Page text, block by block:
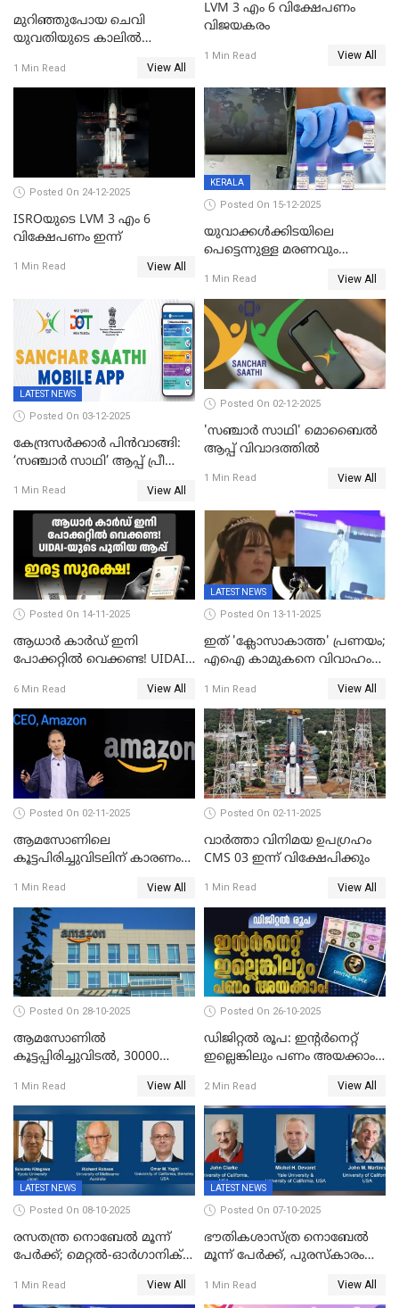
മുറിഞ്ഞുപോയ ചെവി
യുവതിയുടെ കാലിൽ
ശേഷം യഥാസ്ഥാനത്ത്
തുന്നിച്ചേർത്തു ചൈനീസ്
1 Min Read View All
LVM 3 എം 6 വിക്ഷേപണം
വിജയകരം
1 Min Read View All
Posted On 24-12-2025
ISROയുടെ LVM 3 എം 6
വിക്ഷേപണം ഇന്ന്
1 Min Read View All
KERALA
Posted On 15-12-2025
യുവാക്കൾക്കിടയിലെ
പെട്ടെന്നുള്ള മരണവും
എയിംസ് നടത്തിയ പഠനം
പുറത്ത്; ഐസിഎംആർ
റിപ്പോർട്ട്
1 Min Read View All
LATEST NEWS
Posted On 03-12-2025
കേന്ദ്രസർക്കാർ പിൻവാങ്ങി:
‘സഞ്ചാർ സാഥി’ ആപ്പ് പ്രീ
ഉത്തരവ് പിൻവലിച്ചു
1 Min Read View All
Posted On 02-12-2025
'സഞ്ചാർ സാഥി' മൊബൈല്‍
ആപ്പ് വിവാദത്തില്‍
1 Min Read View All
Posted On 14-11-2025
ആധാർ കാർഡ് ഇനി
പോക്കറ്റിൽ വെക്കണ്ട! UIDAI-
സുരക്ഷ!
6 Min Read View All
LATEST NEWS
Posted On 13-11-2025
ഇത് 'ക്ലോസാകാത്ത' പ്രണയം;
എഐ കാമുകനെ വിവാഹം
വിവാഹാഭ്യർത്ഥന നടത്തിയത്
ക്ലോസ്
1 Min Read View All
Posted On 02-11-2025
ആമസോണിലെ
കൂട്ടപിരിച്ചുവിടലിന് കാരണം
വെളിപ്പെടുത്തലുമായി CEO
ആന്റി ജാസി
1 Min Read View All
Posted On 02-11-2025
വാര്‍ത്താ വിനിമയ ഉപഗ്രഹം
CMS 03 ഇന്ന് വിക്ഷേപിക്കും
1 Min Read View All
Posted On 28-10-2025
ആമസോണില്‍
കൂട്ടപ്പിരിച്ചുവിടല്‍, 30000
1 Min Read View All
Posted On 26-10-2025
ഡിജിറ്റൽ രൂപ: ഇന്റർനെറ്റ്
ഇല്ലെങ്കിലും പണം അയക്കാം!
IN MALAYALAM
2 Min Read View All
LATEST NEWS
Posted On 08-10-2025
രസതന്ത്ര നൊബേല്‍ മൂന്ന്
പേർക്ക്; മെറ്റൽ-ഓർഗാനിക്
വികസനത്തിന്' നൽകിയ
1 Min Read View All
LATEST NEWS
Posted On 07-10-2025
ഭൗതികശാസ്ത്ര നൊബേല്‍
മൂന്ന് പേർക്ക്, പുരസ്‌കാരം
ഗവേഷണത്തിന്
1 Min Read View All